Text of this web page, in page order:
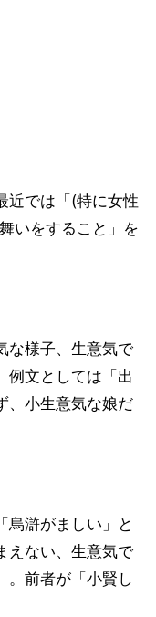
近では「(特に女性
いをすること」を
な様子、生意気で
例文としては「出
、小生意気な娘だ
烏滸がましい」と
えない、生意気で
。前者が「小賢し